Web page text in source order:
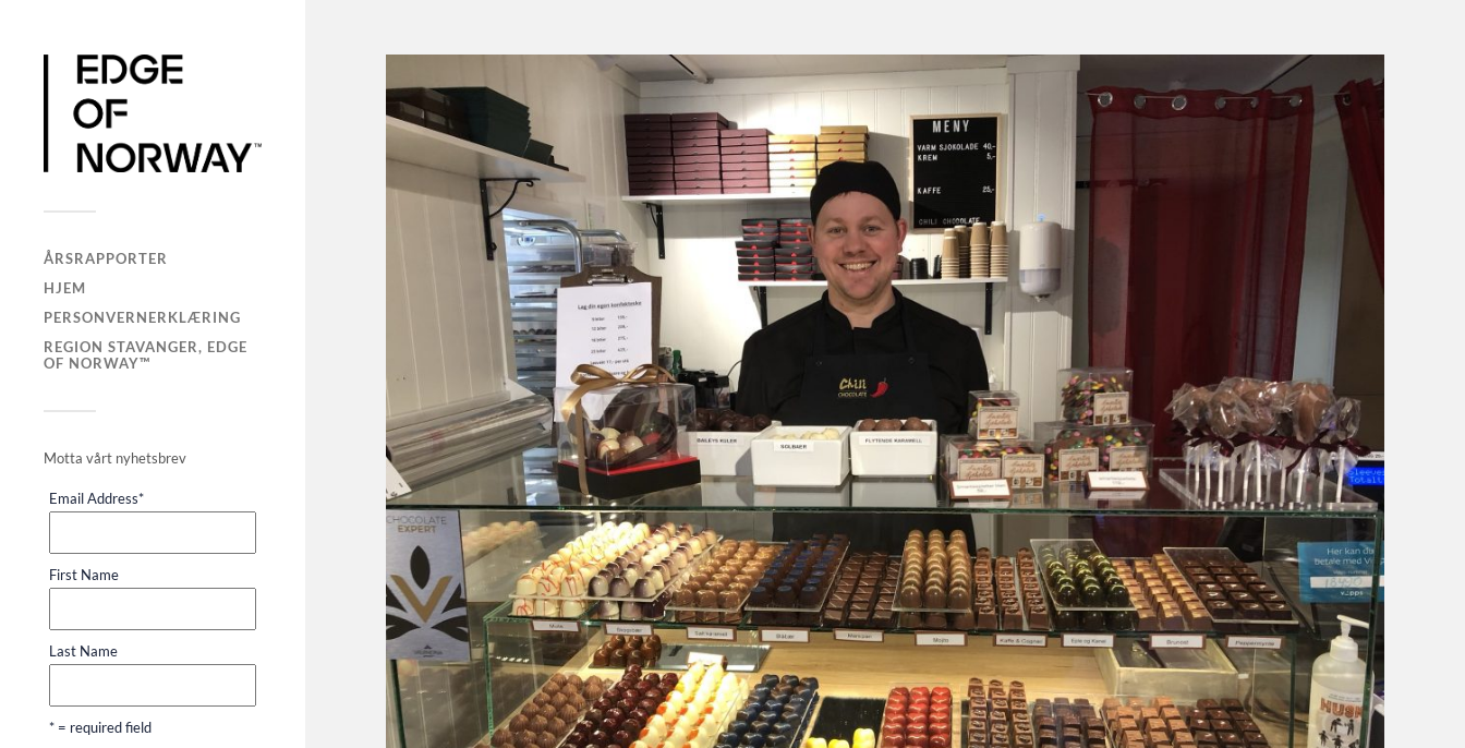
ÅRSRAPPORTER
HJEM
PERSONVERNERKLÆRING
REGION STAVANGER, EDGE
OF NORWAY™
Motta vårt nyhetsbrev
Email Address*
First Name
Last Name
* = required field